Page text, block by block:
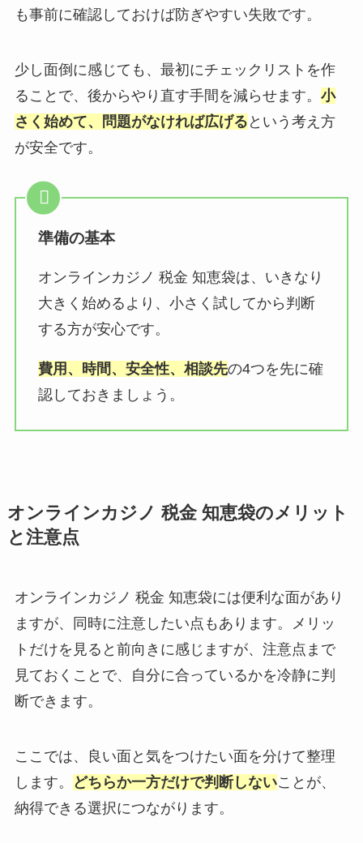
も事前に確認しておけば防ぎやすい失敗です。
少し面倒に感じても、最初にチェックリストを作
ることで、後からやり直す手間を減らせます。 小
さく始めて、問題がなければ広げる という考え方
が安全です。
準備の基本
オンラインカジノ 税金 知恵袋は、いきなり
大きく始めるより、小さく試してから判断
する方が安心です。
費用、時間、安全性、相談先の4つを先に確
認しておきましょう。
オンラインカジノ 税金 知恵袋のメリット
と注意点
オンラインカジノ 税金 知恵袋には便利な面があり
ますが、同時に注意したい点もあります。メリッ
トだけを見ると前向きに感じますが、注意点まで
見ておくことで、自分に合っているかを冷静に判
断できます。
ここでは、良い面と気をつけたい面を分けて整理
します。
どちらか一方だけで判断しないことが、
納得できる選択につながります。